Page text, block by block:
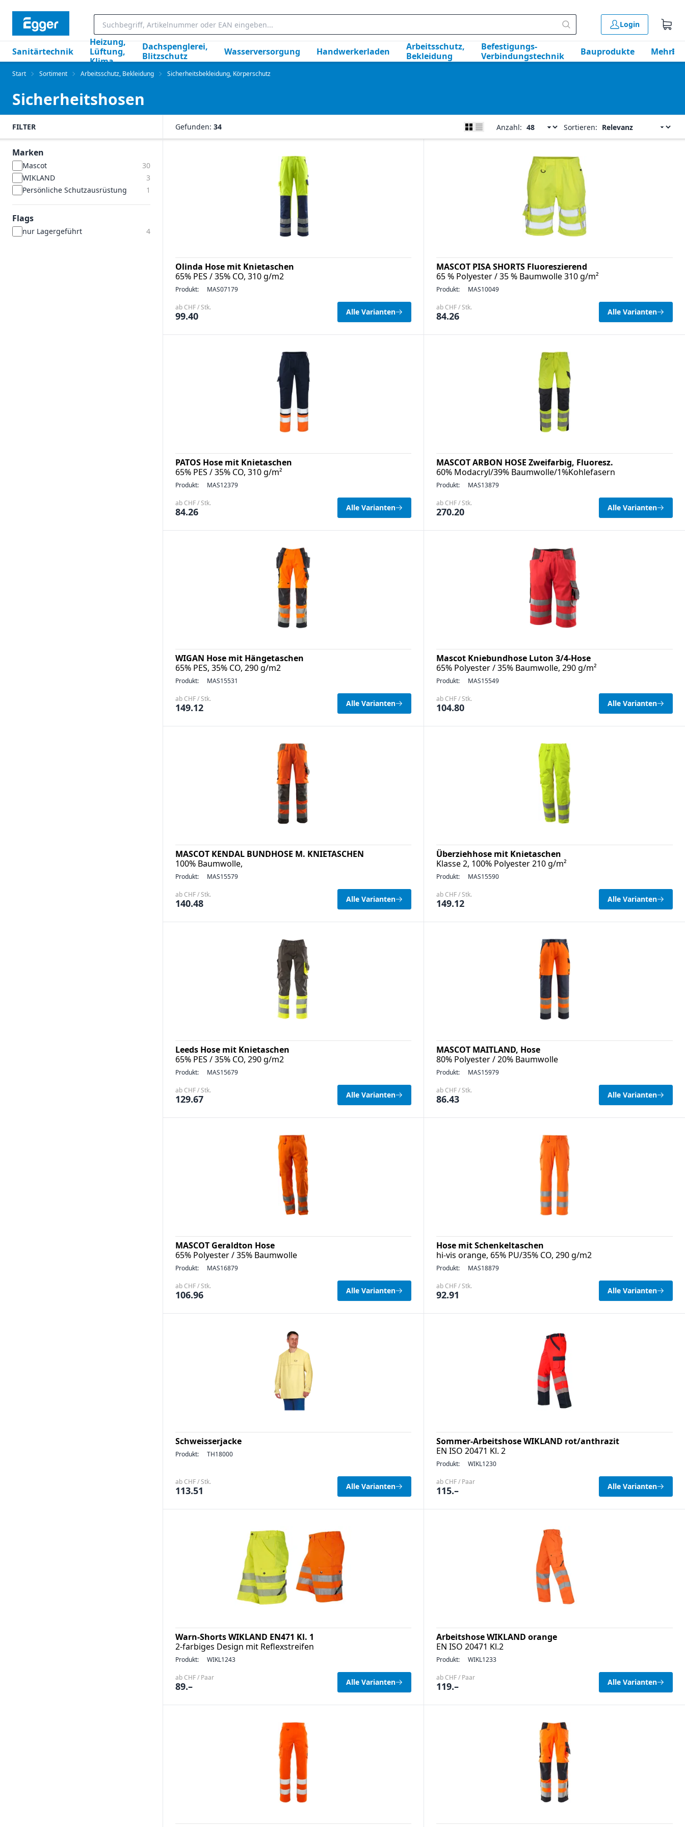
Login
Sanitärtechnik
Heizung,
Lüftung,
Klima
Dachspenglerei,
Blitzschutz
Wasserversorgung Handwerkerladen
Arbeitsschutz,
Bekleidung
Befestigungs-
Verbindungstechnik
Bauprodukte Mehr
Start Sortiment Arbeitsschutz, Bekleidung Sicherheitsbekleidung, Körperschutz
Sicherheitshosen
FILTER
Marken
Mascot
30
WIKLAND
3
Persönliche Schutzausrüstung
1
Flags
nur Lagergeführt 4
Gefunden: 34 Anzahl: Sortieren:
Olinda Hose mit Knietaschen
65% PES / 35% CO, 310 g/m2
Produkt: MAS07179
ab CHF / Stk.
99.40 Alle Varianten
MASCOT PISA SHORTS Fluoreszierend
65 % Polyester / 35 % Baumwolle 310 g/m²
Produkt: MAS10049
ab CHF / Stk.
84.26 Alle Varianten
PATOS Hose mit Knietaschen
65% PES / 35% CO, 310 g/m²
Produkt: MAS12379
ab CHF / Stk.
84.26 Alle Varianten
MASCOT ARBON HOSE Zweifarbig, Fluoresz.
60% Modacryl/39% Baumwolle/1%Kohlefasern
Produkt: MAS13879
ab CHF / Stk.
270.20 Alle Varianten
WIGAN Hose mit Hängetaschen
65% PES, 35% CO, 290 g/m2
Produkt: MAS15531
ab CHF / Stk.
149.12 Alle Varianten
Mascot Kniebundhose Luton 3/4-Hose
65% Polyester / 35% Baumwolle, 290 g/m²
Produkt: MAS15549
ab CHF / Stk.
104.80 Alle Varianten
MASCOT KENDAL BUNDHOSE M. KNIETASCHEN
100% Baumwolle,
Produkt: MAS15579
ab CHF / Stk.
140.48 Alle Varianten
Überziehhose mit Knietaschen
Klasse 2, 100% Polyester 210 g/m²
Produkt: MAS15590
ab CHF / Stk.
149.12 Alle Varianten
Leeds Hose mit Knietaschen
65% PES / 35% CO, 290 g/m2
Produkt: MAS15679
ab CHF / Stk.
129.67 Alle Varianten
MASCOT MAITLAND, Hose
80% Polyester / 20% Baumwolle
Produkt: MAS15979
ab CHF / Stk.
86.43 Alle Varianten
MASCOT Geraldton Hose
65% Polyester / 35% Baumwolle
Produkt: MAS16879
ab CHF / Stk.
106.96 Alle Varianten
Hose mit Schenkeltaschen
hi-vis orange, 65% PU/35% CO, 290 g/m2
Produkt: MAS18879
ab CHF / Stk.
92.91 Alle Varianten
Schweisserjacke
Produkt: TH18000
ab CHF / Stk.
113.51 Alle Varianten
Sommer-Arbeitshose WIKLAND rot/anthrazit
EN ISO 20471 Kl. 2
Produkt: WIKL1230
ab CHF / Paar
115.– Alle Varianten
Warn-Shorts WIKLAND EN471 Kl. 1
2-farbiges Design mit Reflexstreifen
Produkt: WIKL1243
ab CHF / Paar
89.– Alle Varianten
Arbeitshose WIKLAND orange
EN ISO 20471 Kl.2
Produkt: WIKL1233
ab CHF / Paar
119.– Alle Varianten